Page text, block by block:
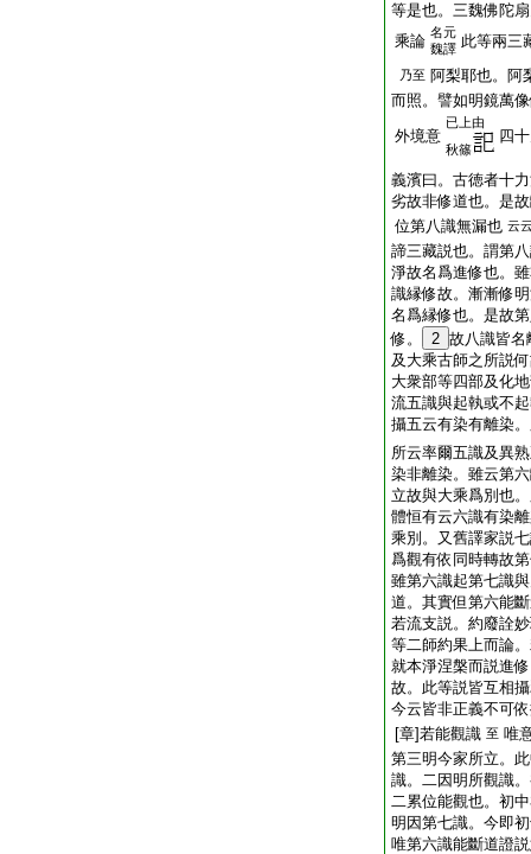
等是也。三魏佛陀
乘論 名元
魏譯 此等兩三
乃至 阿梨耶也。阿
而照。譬如明鏡萬
外境意
已上由
秋篠
四
義濱曰。古徳者十
劣故非修道也。是
位第八識無漏也 云
諦三藏説也。謂第
淨故名爲進修也。
識縁修故。漸漸修
名爲縁修也。是故
修。
2 故八識皆名
及大乘古師之所説
大衆部等四部及化
流五識與起執或不
攝五云有染有離染
所云率爾五識及異
染非離染。雖云第
立故與大乘爲別也
體恒有云六識有染
乘別。又舊譯家説
爲觀有依同時轉故
雖第六識起第七識
道。其實但第六能
若流支説。約廢詮
等二師約果上而論
就本淨涅槃而説進
故。此等説皆互相
今云皆非正義不可
[章]若能觀識 至 唯
第三明今家所立。
識。二因明所觀識
二累位能觀也。初
明因第七識。今即
唯第六識能斷道證